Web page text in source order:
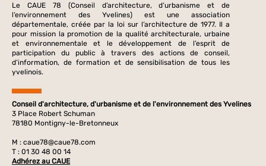
Le CAUE 78 (Conseil d’architecture, d’urbanisme et de
l’environnement des Yvelines) est une association
départementale, créée par la loi sur l’architecture de 1977. Il a
pour mission la promotion de la qualité architecturale, urbaine
et environnementale et le développement de l’esprit de
participation du public à travers des actions de conseil,
d’information, de formation et de sensibilisation de tous les
yvelinois.
Conseil d'architecture, d'urbanisme et de l'environnement des Yvelines
3 Place Robert Schuman
78180 Montigny-le-Bretonneux
M : caue78@caue78.com
T : 01 30 48 00 14
Adhérez au CAUE